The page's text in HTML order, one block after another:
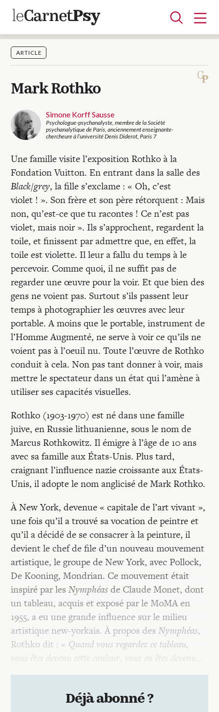
Articles
Dossiers
Blocs-notes
Recherches
Entretiens
Revues
Colloque
Mon panier
Mon compte
ARTICLE
Mark Rothko
Simone Korff Sausse
Psychologue-psychanalyste, membre de la Société
psychanalytique de Paris, anciennement enseignante-
chercheure à l’université Denis Diderot, Paris 7
Une famille visite l’exposition Rothko à la
Fondation Vuitton. En entrant dans la salle des
Black/grey, la fille s’exclame : « Oh, c’est
violet ! ». Son frère et son père rétorquent : Mais
non, qu’est-ce que tu racontes ! Ce n’est pas
violet, mais noir ». Ils s’approchent, regardent la
toile, et finissent par admettre que, en effet, la
toile est violette. Il leur a fallu du temps à le
percevoir. Comme quoi, il ne suffit pas de
regarder une œuvre pour la voir. Et que bien des
gens ne voient pas. Surtout s’ils passent leur
temps à photographier les œuvres avec leur
portable. A moins que le portable, instrument de
l’Homme Augmenté, ne serve à voir ce qu’ils ne
voient pas à l’oeuil nu. Toute l’œuvre de Rothko
conduit à cela. Non pas tant donner à voir, mais
mettre le spectateur dans un état qui l’amène à
utiliser ses capacités visuelles.
Rothko (1903-1970) est né dans une famille
juive, en Russie lithuanienne, sous le nom de
Marcus Rothkowitz. Il émigre à l’âge de 10 ans
avec sa famille aux États-Unis. Plus tard,
craignant l’influence nazie croissante aux États-
Unis, il adopte le nom anglicisé de Mark Rothko.
À New York, devenue « capitale de l’art vivant »,
une fois qu’il a trouvé sa vocation de peintre et
qu’il a décidé de se consacrer à la peinture, il
devient le chef de file d’un nouveau mouvement
artistique, le groupe de New York, avec Pollock,
De Kooning, Mondrian. Ce mouvement était
inspiré par lesNymphéasde Claude Monet, dont
un tableau, acquis et exposé par le MoMAen
1955, a eu une grande influence sur le milieu
artistique new-yorkais. À propos desNymphéas,
Rothko dit : « Quand vous regardez ce tableau,
vous êtes devenu cette couleur, vous en êtes devenu…
Déjà abonné ?